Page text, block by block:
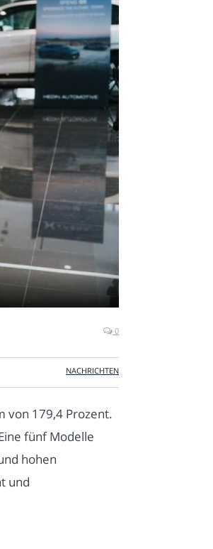
0
NACHRICHTEN
von 179,4 Prozent.
fünf Modelle
hohen
und